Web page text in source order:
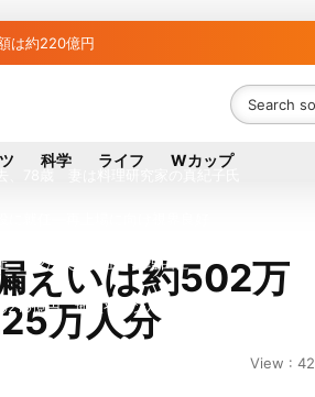
は約220億円
銀行が半数、最大は近畿産業信組
「2次災害防止」を理由に
億円 地銀やノンバンクにも影響拡大
科学 ライフ Wカップ
えいは約502万
万人分
View : 42